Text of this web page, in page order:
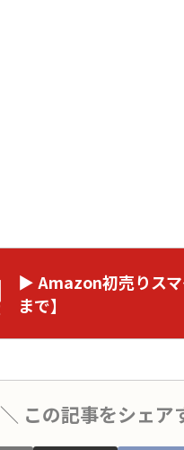
▶ Amazon初売りス
まで】
＼ この記事をシェア